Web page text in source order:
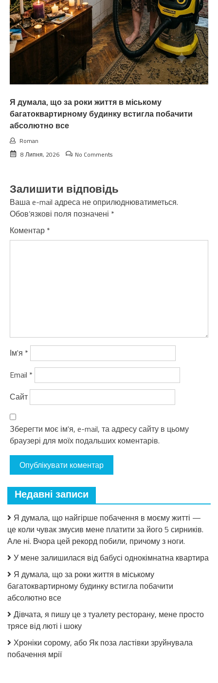
Я думала, що за роки життя в міському
багатоквартирному будинку встигла побачити
абсолютно все
Roman
8 Липня, 2026
No Comments
Залишити відповідь
Ваша e-mail адреса не оприлюднюватиметься.
Обов’язкові поля позначені *
Коментар *
Ім'я *
Email *
Сайт
Зберегти моє ім'я, e-mail, та адресу сайту в цьому
браузері для моїх подальших коментарів.
Недавні записи
Я думала, що найгірше побачення в моєму житті —
це коли чувак змусив мене платити за його 5 сирників.
Але ні. Вчора цей рекорд побили, причому з ноги.
У мене залишилася від бабусі однокімнатна квартира
Я думала, що за роки життя в міському
багатоквартирному будинку встигла побачити
абсолютно все
Дівчата, я пишу це з туалету ресторану, мене просто
трясе від люті і шоку
Хроніки сорому, або Як поза ластівки зруйнувала
побачення мрії